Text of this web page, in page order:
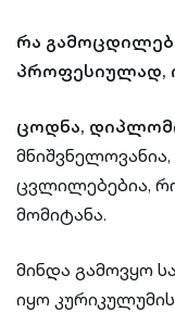
რა
პროფესიულად,
ცოდნა,
ცვლილებებია,
მომიტანა.
მინდა გამოვყო
იყო